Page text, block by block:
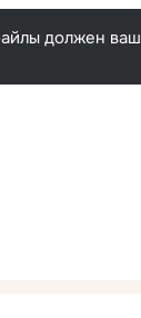
должен ваш